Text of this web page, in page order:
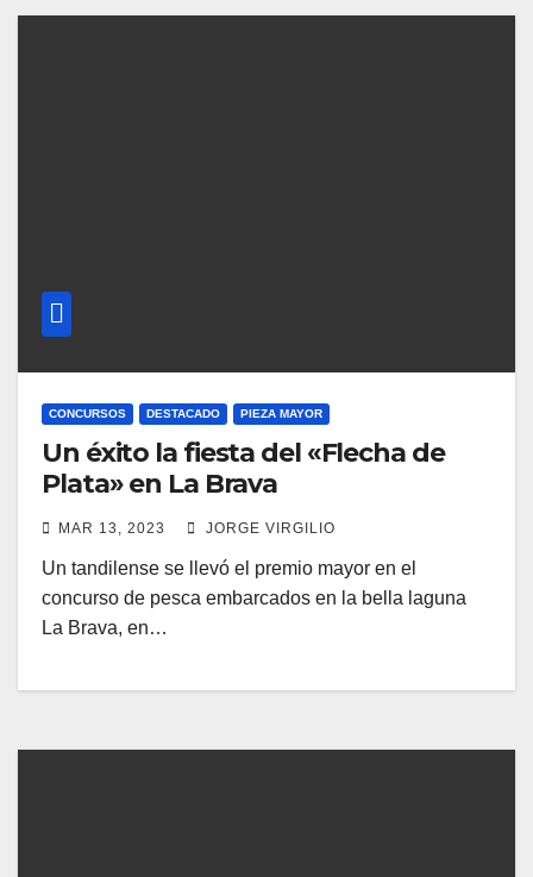
CONCURSOS DESTACADO PIEZA MAYOR
Un éxito la fiesta del «Flecha de
Plata» en La Brava
MAR 13, 2023 JORGE VIRGILIO
Un tandilense se llevó el premio mayor en el
concurso de pesca embarcados en la bella laguna
La Brava, en…